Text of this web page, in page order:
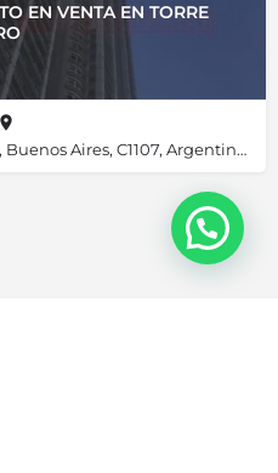
EN VENTA EN TORRE
Julieta Lanteri, Puerto Madero, Buenos Aires, C1107, Argentina, -34.61356, -58.36019